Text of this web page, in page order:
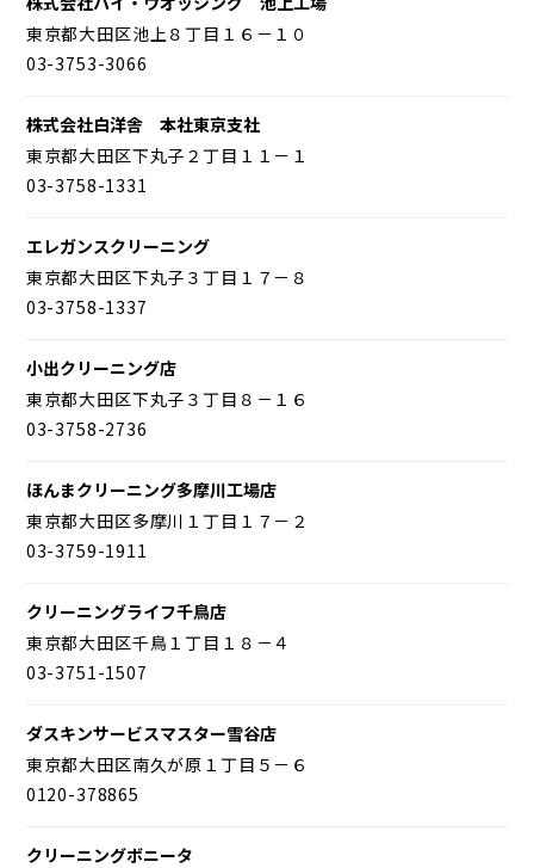
東京都大田区池上８丁目１６－１０
03-3753-3066
株式会社白洋舎 本社東京支社
東京都大田区下丸子２丁目１１－１
03-3758-1331
エレガンスクリーニング
東京都大田区下丸子３丁目１７－８
03-3758-1337
小出クリーニング店
東京都大田区下丸子３丁目８－１６
03-3758-2736
ほんまクリーニング多摩川工場店
東京都大田区多摩川１丁目１７－２
03-3759-1911
クリーニングライフ千鳥店
東京都大田区千鳥１丁目１８－４
03-3751-1507
ダスキンサービスマスター雪谷店
東京都大田区南久が原１丁目５－６
0120-378865
クリーニングボニータ